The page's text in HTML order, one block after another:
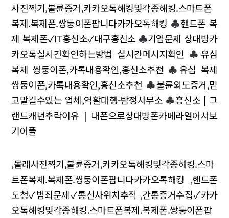
사진찍기,불륜증거,카카오톡해킹및각종해킹.스마트폰
복제.복제폰.쌍둥이폰팝니다카카오톡해킹 ♣핸드폰 복
제 복제폰✓IT흥신소✓대구흥신소 ♣기업문제 상대방카
카오톡실시간확인하는방법 실시간메시지확인 ♣ 유심
복제 쌍둥이폰,카톡내용확인,흥신소추천 ♣ 유심 복제
쌍둥이폰,카톡내용확인,흥신소추천 ♣불륜외도증거,믿
고맡길수있는 업체,역활대행-탐정사무소♣흥신소 | 그
랜드캐년추락이유 | 내폰으로상대방폰카메라열어서보
기어플
,몰래사진찍기,불륜증거,카카오톡해킹및각종해킹.스마
트폰복제.복제폰.쌍둥이폰팝니다카카오톡해킹 ,핸드폰
도청✓범죄문제✓통신사위치추적 ,간통증거수집✓카카
오톡해킹및각종해킹.스마트폰복제.복제폰.쌍둥이폰팝